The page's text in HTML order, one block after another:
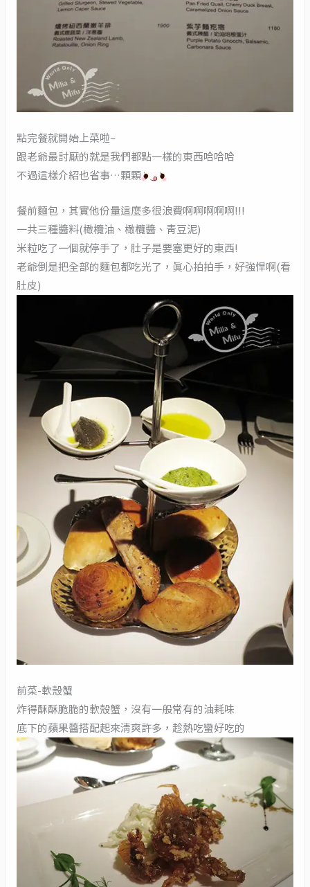
點完餐就開始上菜啦~
跟老爺最討厭的就是我們都點一樣的東西哈哈哈
不過這樣介紹也省事…顆顆
餐前麵包，其實他份量這麼多很浪費啊啊啊啊啊!!!
一共三種醬料(橄欖油、橄欖醬、青豆泥)
米粒吃了一個就停手了，肚子是要塞更好的東西!
老爺倒是把全部的麵包都吃光了，真心拍拍手，好強悍啊(看
肚皮)
前菜-軟殼蟹
炸得酥酥脆脆的軟殼蟹，沒有一般常有的油耗味
底下的蘋果醬搭配起來清爽許多，趁熱吃蠻好吃的